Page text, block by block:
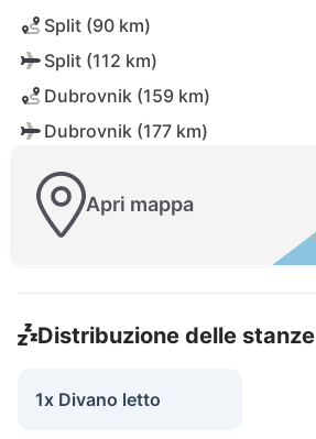
Split (90 km)
Split (112 km)
Dubrovnik (159 km)
Dubrovnik (177 km)
Apri mappa
Distribuzione delle stanze
1x Divano letto